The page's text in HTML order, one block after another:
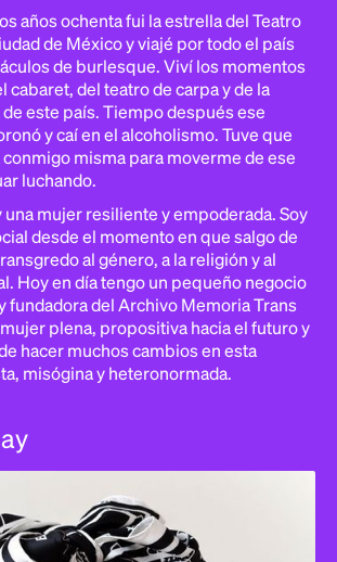
años ochenta fui la estrella del Teatro
de México y viajé por todo el país
de burlesque. Viví los momentos
cabaret, del teatro de carpa y de la
este país. Tiempo después ese
y caí en el alcoholismo. Tuve que
misma para moverme de ese
luchando.
mujer resiliente y empoderada. Soy
desde el momento en que salgo de
al género, a la religión y al
Hoy en día tengo un pequeño negocio
fundadora del Archivo Memoria Trans
plena, propositiva hacia el futuro y
hacer muchos cambios en esta
misógina y heteronormada.